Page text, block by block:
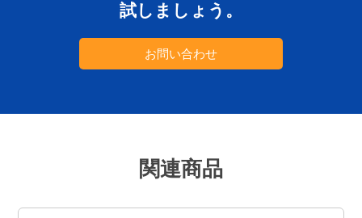
試しましょう。
お問い合わせ
関連商品